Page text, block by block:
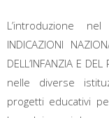
L’introduzione
INDICAZIONI
DELL’INFANZIA E
nelle diverse
progetti educativi